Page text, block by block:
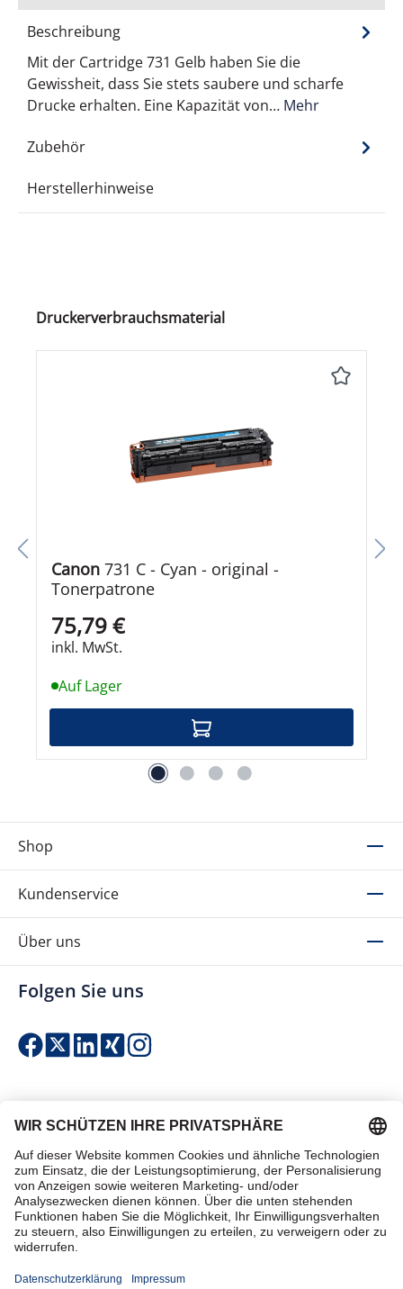
Beschreibung
Mit der Cartridge 731 Gelb haben Sie die
Gewissheit, dass Sie stets saubere und scharfe
Drucke erhalten. Eine Kapazität von… Mehr
Zubehör
Herstellerhinweise
Produktgalerie überspringen
Druckerverbrauchsmaterial
Canon
Tonerpatrone
75,79 €
inkl. MwSt.
Auf Lager
Shop
Kundenservice
Über uns
Folgen Sie uns
Einfach & sicher bezahlen
Zertifiziert einkaufen